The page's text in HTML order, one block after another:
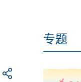
专题